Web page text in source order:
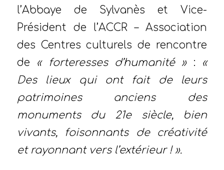
l’Abbaye de Sylvanès et Vice-
Président de l’ACCR – Association
des Centres culturels de rencontre
de « forteresses d’humanité »: «
Des lieux qui ont fait de leurs
patrimoines anciens des
monuments du 21e siècle, bien
vivants, foisonnants de créativité
et rayonnant vers l’extérieur ! ».